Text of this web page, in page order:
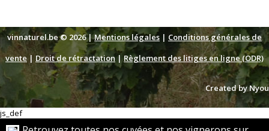
vinnaturel.be © 2026 |Mentions légales | Conditions générales de
vente| Droit de rétractation| Règlement des litiges en ligne (ODR)
Created by Nyou
js_def